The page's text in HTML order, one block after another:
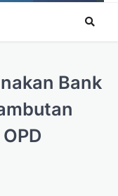
Bank